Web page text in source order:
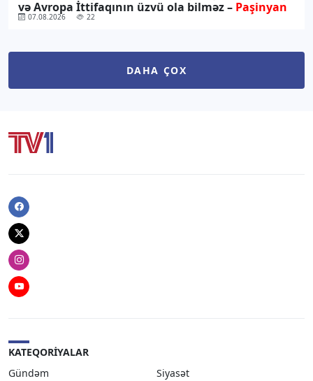
və Avropa İttifaqının üzvü ola bilməz – Paşinyan
07.08.2026 22
DAHA ÇOX
Facebook
Twitter
Instagram
Youtube
KATEQORIYALAR
Gündəm
Siyasət